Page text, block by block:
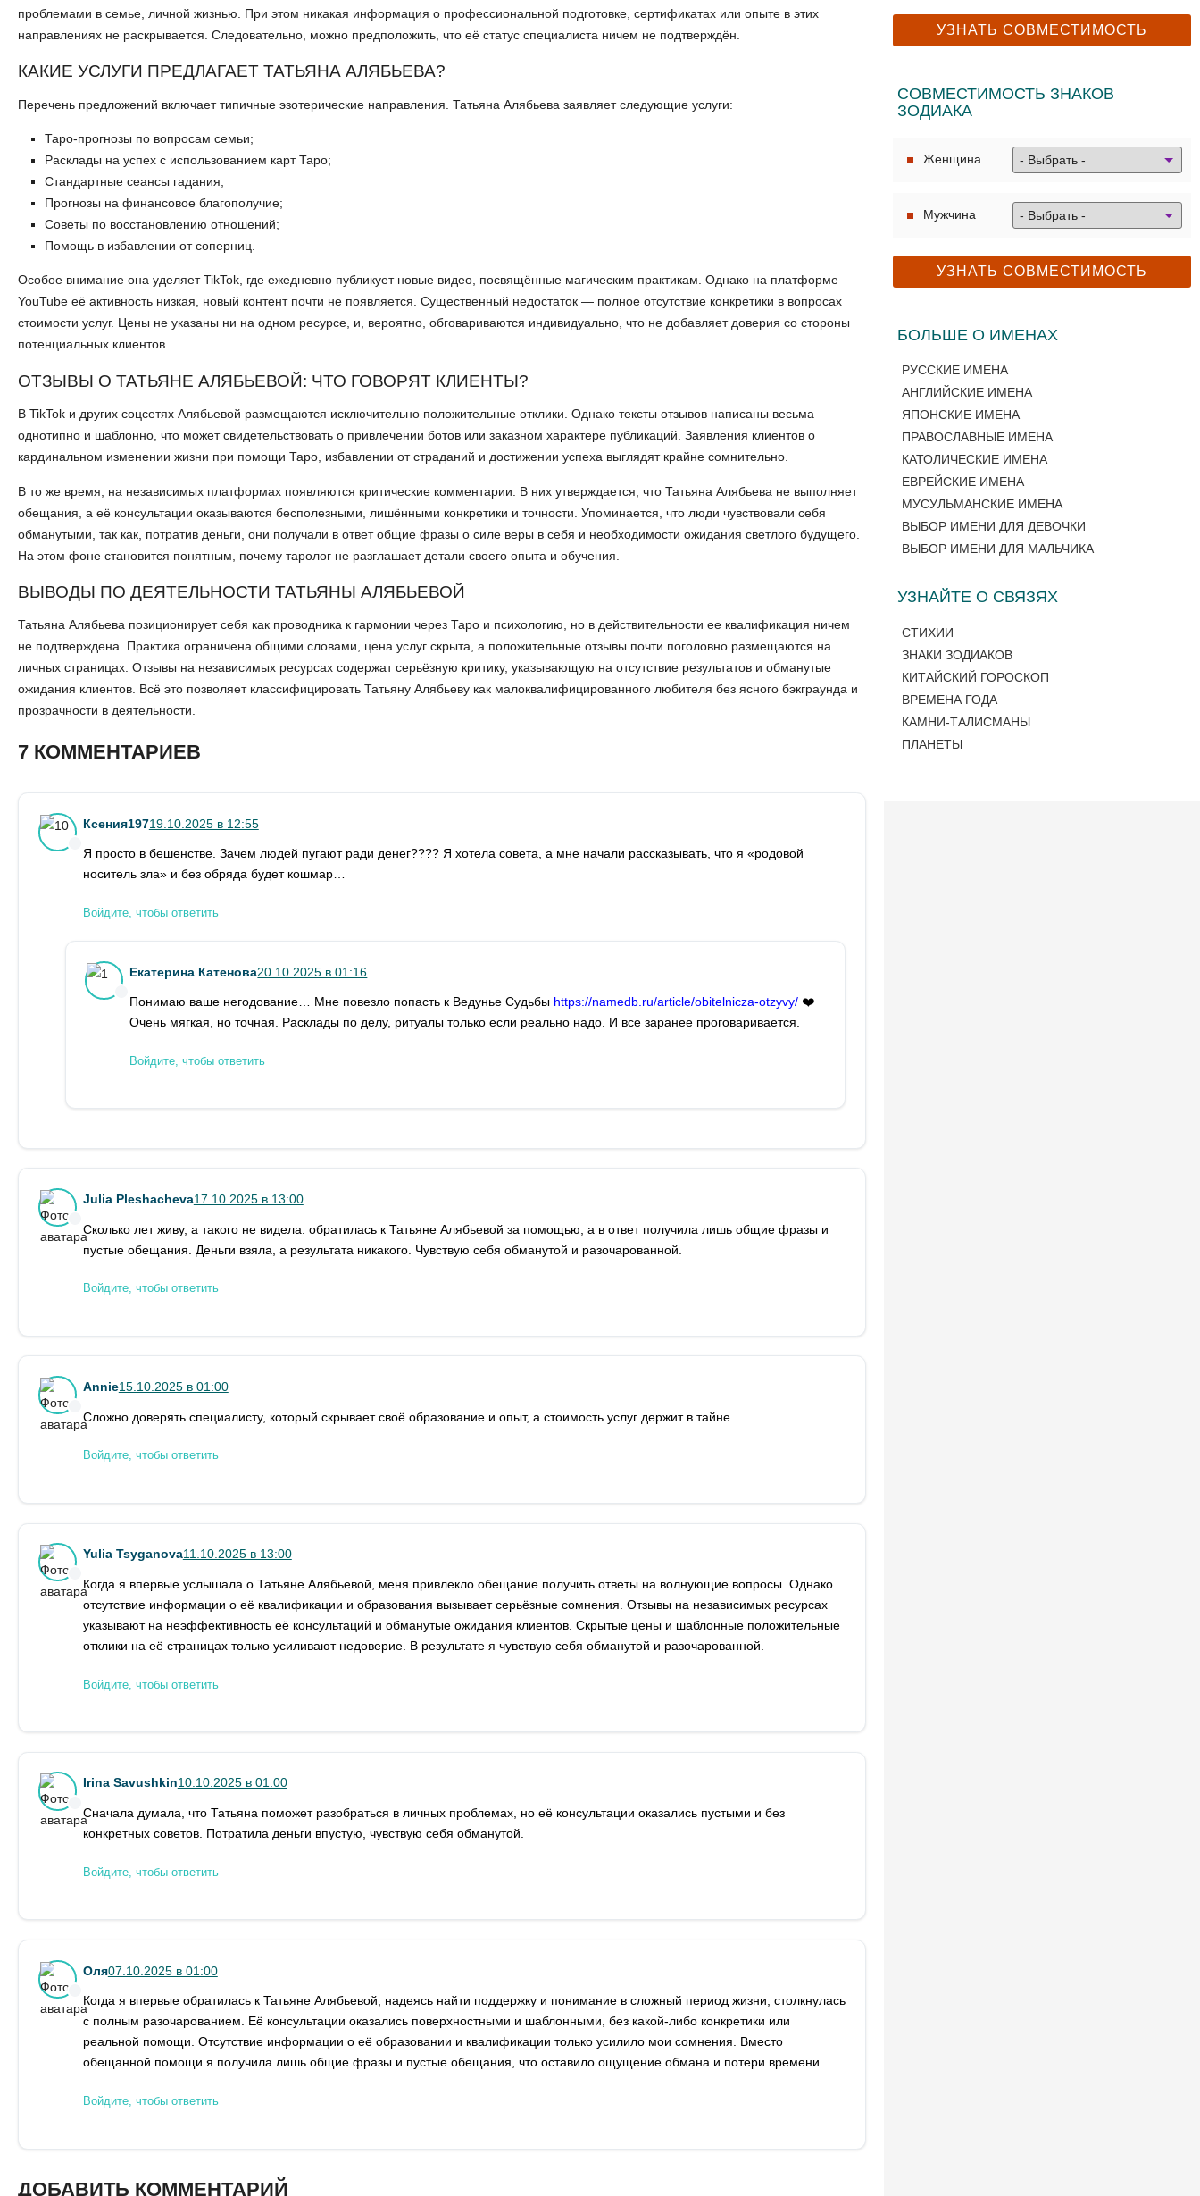
проблемами в семье, личной жизнью. При этом никакая информация о профессиональной подготовке, сертификатах или опыте в этих
направлениях не раскрывается. Следовательно, можно предположить, что её статус специалиста ничем не подтверждён.
КАКИЕ УСЛУГИ ПРЕДЛАГАЕТ ТАТЬЯНА АЛЯБЬЕВА?
Перечень предложений включает типичные эзотерические направления. Татьяна Алябьева заявляет следующие услуги:
Таро-прогнозы по вопросам семьи;
Расклады на успех с использованием карт Таро;
Стандартные сеансы гадания;
Прогнозы на финансовое благополучие;
Советы по восстановлению отношений;
Помощь в избавлении от соперниц.
Особое внимание она уделяет TikTok, где ежедневно публикует новые видео, посвящённые магическим практикам. Однако на платформе
YouTube её активность низкая, новый контент почти не появляется. Существенный недостаток — полное отсутствие конкретики в вопросах
стоимости услуг. Цены не указаны ни на одном ресурсе, и, вероятно, обговариваются индивидуально, что не добавляет доверия со стороны
потенциальных клиентов.
ОТЗЫВЫ О ТАТЬЯНЕ АЛЯБЬЕВОЙ: ЧТО ГОВОРЯТ КЛИЕНТЫ?
В TikTok и других соцсетях Алябьевой размещаются исключительно положительные отклики. Однако тексты отзывов написаны весьма
однотипно и шаблонно, что может свидетельствовать о привлечении ботов или заказном характере публикаций. Заявления клиентов о
кардинальном изменении жизни при помощи Таро, избавлении от страданий и достижении успеха выглядят крайне сомнительно.
В то же время, на независимых платформах появляются критические комментарии. В них утверждается, что Татьяна Алябьева не выполняет
обещания, а её консультации оказываются бесполезными, лишёнными конкретики и точности. Упоминается, что люди чувствовали себя
обманутыми, так как, потратив деньги, они получали в ответ общие фразы о силе веры в себя и необходимости ожидания светлого будущего.
На этом фоне становится понятным, почему таролог не разглашает детали своего опыта и обучения.
ВЫВОДЫ ПО ДЕЯТЕЛЬНОСТИ ТАТЬЯНЫ АЛЯБЬЕВОЙ
Татьяна Алябьева позиционирует себя как проводника к гармонии через Таро и психологию, но в действительности ее квалификация ничем
не подтверждена. Практика ограничена общими словами, цена услуг скрыта, а положительные отзывы почти поголовно размещаются на
личных страницах. Отзывы на независимых ресурсах содержат серьёзную критику, указывающую на отсутствие результатов и обманутые
ожидания клиентов. Всё это позволяет классифицировать Татьяну Алябьеву как малоквалифицированного любителя без ясного бэкграунда и
прозрачности в деятельности.
7 КОММЕНТАРИЕВ
Ксения19719.10.2025 в 12:55
Я просто в бешенстве. Зачем людей пугают ради денег???? Я хотела совета, а мне начали рассказывать, что я «родовой
носитель зла» и без обряда будет кошмар…
Войдите, чтобы ответить
Екатерина Катенова20.10.2025 в 01:16
Понимаю ваше негодование… Мне повезло попасть к Ведунье Судьбы https://namedb.ru/article/obitelnicza-otzyvy/ ❤️
Очень мягкая, но точная. Расклады по делу, ритуалы только если реально надо. И все заранее проговаривается.
Войдите, чтобы ответить
Julia Pleshacheva17.10.2025 в 13:00
Сколько лет живу, а такого не видела: обратилась к Татьяне Алябьевой за помощью, а в ответ получила лишь общие фразы и
пустые обещания. Деньги взяла, а результата никакого. Чувствую себя обманутой и разочарованной.
Войдите, чтобы ответить
Annie15.10.2025 в 01:00
Сложно доверять специалисту, который скрывает своё образование и опыт, а стоимость услуг держит в тайне.
Войдите, чтобы ответить
Yulia Tsyganova11.10.2025 в 13:00
Когда я впервые услышала о Татьяне Алябьевой, меня привлекло обещание получить ответы на волнующие вопросы. Однако
отсутствие информации о её квалификации и образования вызывает серьёзные сомнения. Отзывы на независимых ресурсах
указывают на неэффективность её консультаций и обманутые ожидания клиентов. Скрытые цены и шаблонные положительные
отклики на её страницах только усиливают недоверие. В результате я чувствую себя обманутой и разочарованной.
Войдите, чтобы ответить
Irina Savushkin10.10.2025 в 01:00
Сначала думала, что Татьяна поможет разобраться в личных проблемах, но её консультации оказались пустыми и без
конкретных советов. Потратила деньги впустую, чувствую себя обманутой.
Войдите, чтобы ответить
Оля07.10.2025 в 01:00
Когда я впервые обратилась к Татьяне Алябьевой, надеясь найти поддержку и понимание в сложный период жизни, столкнулась
с полным разочарованием. Её консультации оказались поверхностными и шаблонными, без какой-либо конкретики или
реальной помощи. Отсутствие информации о её образовании и квалификации только усилило мои сомнения. Вместо
обещанной помощи я получила лишь общие фразы и пустые обещания, что оставило ощущение обмана и потери времени.
Войдите, чтобы ответить
ДОБАВИТЬ КОММЕНТАРИЙ
СОВМЕСТИМОСТЬ ЗНАКОВ
ЗОДИАКА
Женщина
Мужчина
БОЛЬШЕ О ИМЕНАХ
РУССКИЕ ИМЕНА
АНГЛИЙСКИЕ ИМЕНА
ЯПОНСКИЕ ИМЕНА
ПРАВОСЛАВНЫЕ ИМЕНА
КАТОЛИЧЕСКИЕ ИМЕНА
ЕВРЕЙСКИЕ ИМЕНА
МУСУЛЬМАНСКИЕ ИМЕНА
ВЫБОР ИМЕНИ ДЛЯ ДЕВОЧКИ
ВЫБОР ИМЕНИ ДЛЯ МАЛЬЧИКА
УЗНАЙТЕ О СВЯЗЯХ
СТИХИИ
ЗНАКИ ЗОДИАКОВ
КИТАЙСКИЙ ГОРОСКОП
ВРЕМЕНА ГОДА
КАМНИ-ТАЛИСМАНЫ
ПЛАНЕТЫ